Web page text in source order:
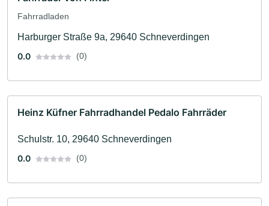
Fahrradladen
Harburger Straße 9a, 29640 Schneverdingen
0.0
(0)
Heinz Küfner Fahrradhandel Pedalo Fahrräder
Schulstr. 10, 29640 Schneverdingen
0.0
(0)